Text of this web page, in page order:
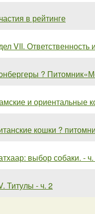
в рейтинге
VII. Ответственность
?
и ориентальные
кошки ?
выбор собаки. -
Титулы - ч. 2